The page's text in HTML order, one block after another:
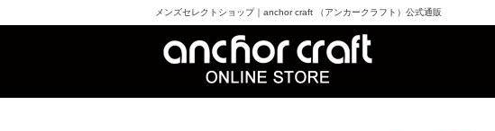
メンズセレクトショップ｜anchor craft （アンカークラフト）公式通販